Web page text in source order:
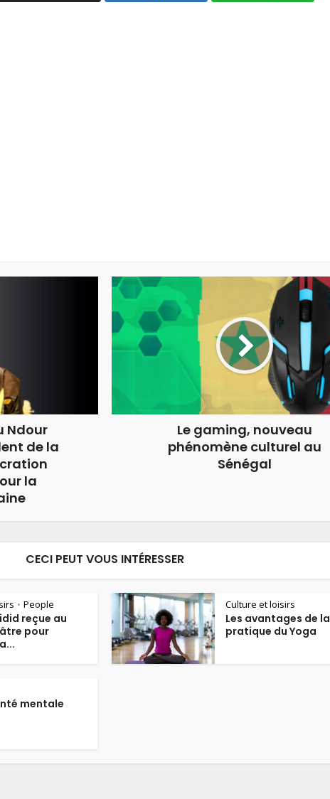
Ndour
de la
la
Le gaming, nouveau
phénomène culturel au
Sénégal
CECI PEUT VOUS INTÉRESSER
• People
reçue au
pour
Culture et loisirs
Les avantages de la
pratique du Yoga
mentale